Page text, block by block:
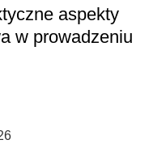
aspekty
w prowadzeniu